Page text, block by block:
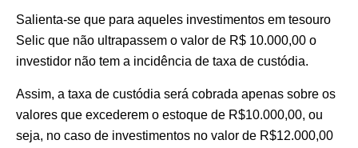
Salienta-se que para aqueles investimentos em tesouro
Selic que não ultrapassem o valor de R$ 10.000,00 o
investidor não tem a incidência de taxa de custódia.
Assim, a taxa de custódia será cobrada apenas sobre os
valores que excederem o estoque de R$10.000,00, ou
seja, no caso de investimentos no valor de R$12.000,00